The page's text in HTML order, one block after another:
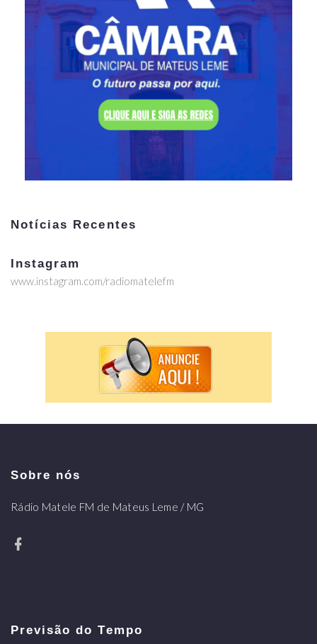
Notícias Recentes
Instagram
www.instagram.com/radiomatelefm
Sobre nós
Rádio Matele FM de Mateus Leme / MG
Previsão do Tempo